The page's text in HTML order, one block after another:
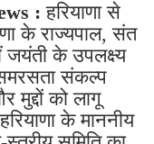
:हरियाणा से
के राज्यपाल, संत
जयंती के उपलक्ष्य
संकल्प
को लागू
के माननीय